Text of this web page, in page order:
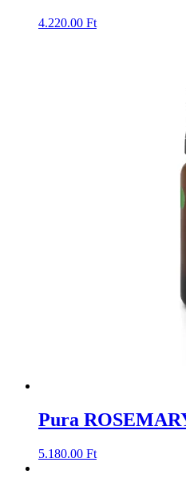
4.220.00 Ft
Pura
5.180.00 Ft